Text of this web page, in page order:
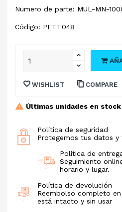
Numero de parte: MUL-MN-
Código: PFTT048
WISHLIST COMPARE
Últimas unidades en stock
Política de seguridad
Protegemos tus datos y
Política de
Seguimiento
horario y lugar.
Política de devolución
Reembolso completo
está intacto y sin usar